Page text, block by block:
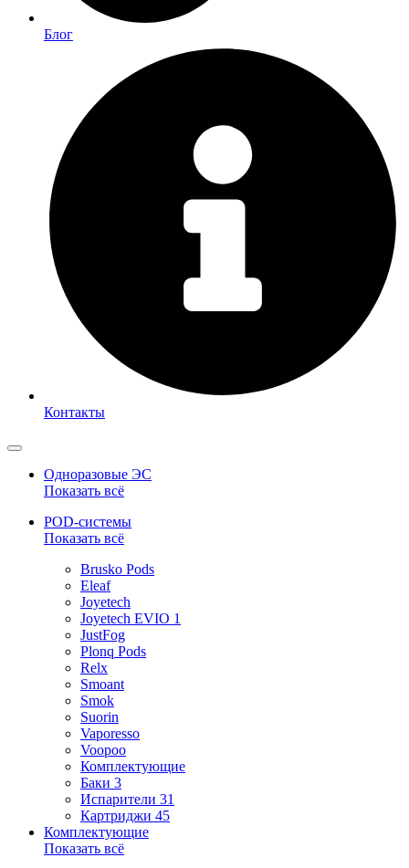
Блог
Контакты
Одноразовые ЭС
Показать всё
POD-системы
Показать всё
Brusko Pods
Eleaf
Joyetech
Joyetech EVIO 1
JustFog
Plonq Pods
Relx
Smoant
Smok
Suorin
Vaporesso
Voopoo
Комплектующие
Баки 3
Испарители 31
Картриджи 45
Комплектующие
Показать всё